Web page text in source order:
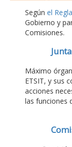
Según el
Gobierno y
Comisiones.
Máximo
ETSIT, y sus
acciones
las funciones